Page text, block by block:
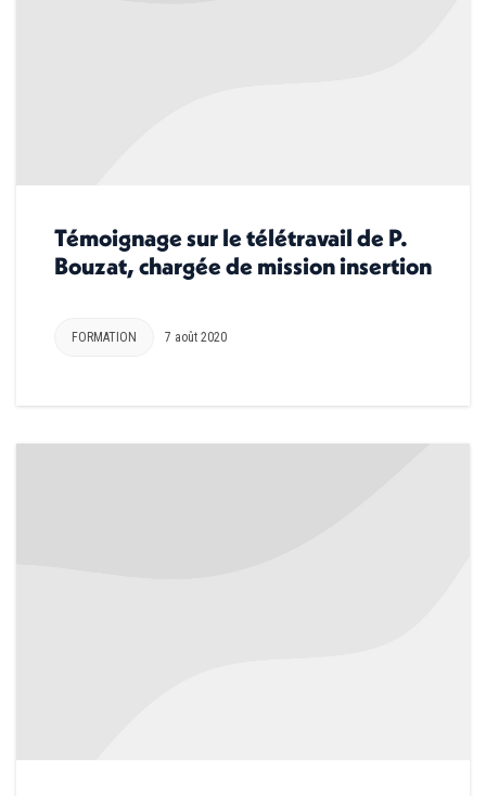
Témoignage sur le télétravail de P.
Bouzat, chargée de mission insertion
FORMATION 7 août 2020